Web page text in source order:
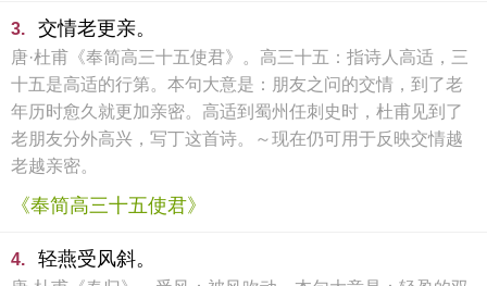
3. 交情老更亲。
唐·杜甫《奉简高三十五使君》。高三十五：指诗人高适，三
十五是高适的行第。本句大意是：朋友之问的交情，到了老
年历时愈久就更加亲密。高适到蜀州任刺史时，杜甫见到了
老朋友分外高兴，写丁这首诗。～现在仍可用于反映交情越
老越亲密。
《奉简高三十五使君》
4. 轻燕受风斜。